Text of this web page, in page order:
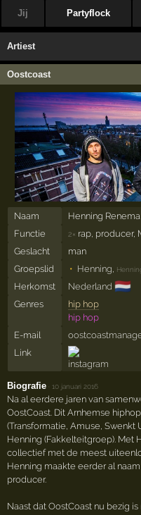
Jij Partyflock
Artiest
Oostcoast
Naam
Henning
Functie
2× rap, producer,
Geslacht
man
Groepslid
Henning
Herkomst Nederland 🇳🇱
Genres
hip hop
hip hop
E-mail
Link
Biografie ·10 januari 2016
Na al eerdere jaren van
OostCoast. Dit Arnhemse
(Transformatie, Amuse, Swenkt
Henning (Fakkelteitgroep). Met
collectief met de meest
Henning maakte eerder al
producer.
Naast dat OostCoast nu bezig